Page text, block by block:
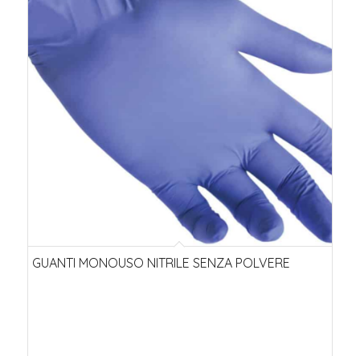
GUANTI MONOUSO NITRILE SENZA POLVERE